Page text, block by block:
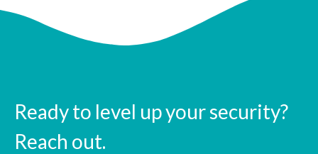
Ready to level up your security?
Reach out.